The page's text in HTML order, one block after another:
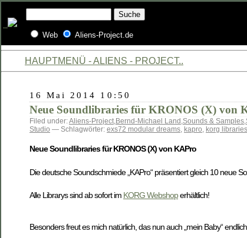
Web Aliens-Project.de
HAUPTMENÜ - ALIENS - PROJECT..
16 Mai 2014 10:50
Neue Soundlibraries für KRONOS (X) von
Filed under:Aliens-Project,Bernd-Michael Land ,Sounds & Samples,
Studio — Schlagwörter: exs72 modular dreams, kapro, korg libraries
Neue Soundlibraries für KRONOS (X) von KAPro
Die deutsche Soundschmiede „KAPro“ präsentiert gleich 10 neue
Alle Librarys sind ab sofort im KORG Webshoperhältlich!
Besonders freut es mich natürlich, das nun auch „mein Baby“